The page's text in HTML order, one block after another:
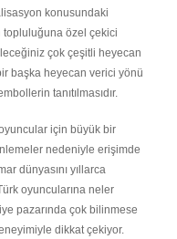
konusundaki
topluluğuna özel çekici
çok çeşitli heyecan
başka heyecan verici yönü
tanıtılmasıdır.
için büyük bir
nedeniyle erişimde
dünyasını yıllarca
oyuncularına neler
pazarında çok bilinmese
dikkat çekiyor.